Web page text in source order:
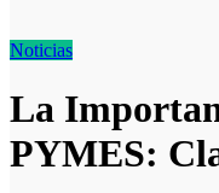
Noticias
La
PYMES: